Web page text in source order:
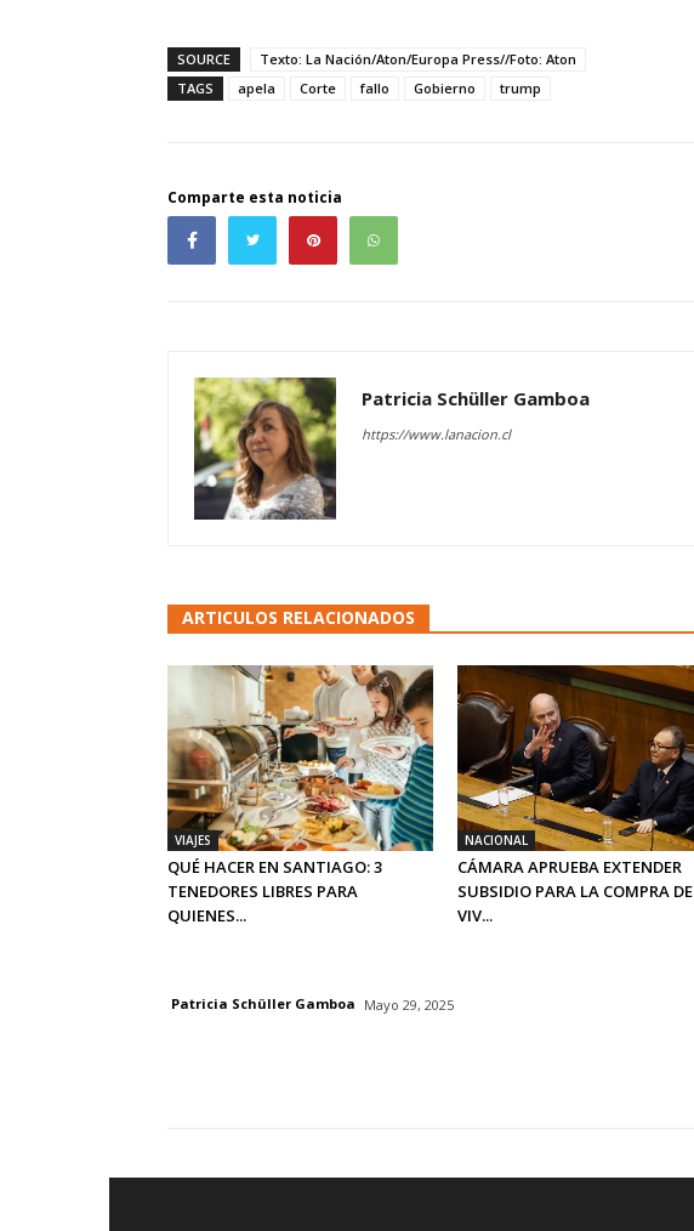
SOURCE
Texto: La Nación/Aton/Europa Press//Foto: Aton
TAGS
apela Corte fallo Gobierno trump
Comparte esta noticia
Patricia Schüller Gamboa
https://www.lanacion.cl
ARTICULOS RELACIONADOS
VIAJES
QUÉ HACER EN SANTIAGO: 3
TENEDORES LIBRES PARA
QUIENES...
NACIONAL
CÁMARA APRUEBA EXTENDER
SUBSIDIO PARA LA COMPRA DE
VIV...
Patricia Schüller Gamboa Mayo 29, 2025